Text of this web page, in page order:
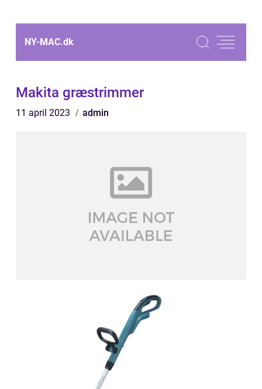
NY-MAC.dk
Makita græstrimmer
11 april 2023 admin